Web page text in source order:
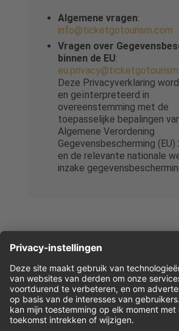
Algemene vragen:
info@ticketgotourism.com
Vragen over
binnen de EU:
Deze Privacyverklaring
en geïnterpreteerd in
overeenstemming met de
toepasselijke bepalingen
Algemene Verordening
Gegevensbescherming
en de relevante nationale
inzake